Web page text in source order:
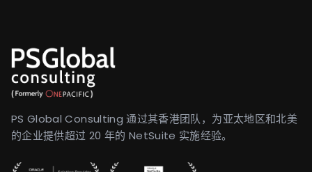
PS Global Consulting 通过其香港团队，为亚太地区和北美
的企业提供超过 20 年的 NetSuite 实施经验。